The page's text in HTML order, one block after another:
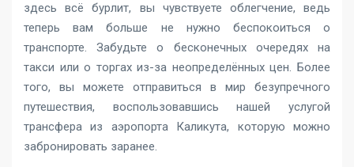
здесь всё бурлит, вы чувствуете облегчение, ведь
теперь вам больше не нужно беспокоиться о
транспорте. Забудьте о бесконечных очередях на
такси или о торгах из-за неопределённых цен. Более
того, вы можете отправиться в мир безупречного
путешествия, воспользовавшись нашей услугой
трансфера из аэропорта Каликута, которую можно
забронировать заранее.